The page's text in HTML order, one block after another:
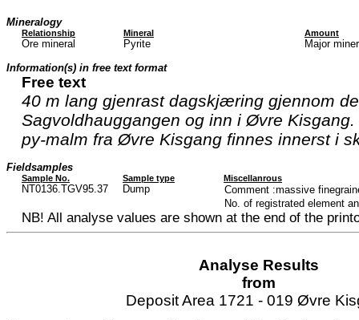
Mineralogy
Relationship Mineral Amount
Ore mineral Pyrite
Major
Information(s) in free text format
Free text
40 m lang gjenrast dagskjæring gjennom
Sagvoldhauggangen og inn i Øvre
py-malm fra Øvre Kisgang finnes innerst i
Fieldsamples
Sample No. Sample type Miscellanrous
NT0136.TGV95.37 Dump
Comment :massive
No. of registrated element
NB! All analyse values are shown at the end of the
Analyse Results
from
Deposit Area 1721 - 019 Øvre